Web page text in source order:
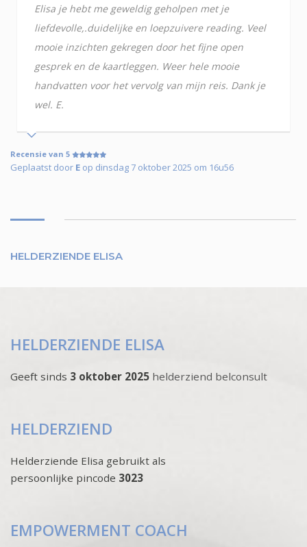
Elisa je hebt me geweldig geholpen met je
liefdevolle,.duidelijke en loepzuivere reading. Veel
mooie inzichten gekregen door het fijne open
gesprek en de kaartleggen. Weer hele mooie
handvatten voor het vervolg van mijn reis. Dank je
wel. E.
Recensie van 5
Geplaatst door E op dinsdag 7 oktober 2025 om 16u56
HELDERZIENDE ELISA
HELDERZIENDE ELISA
Geeft sinds 3 oktober 2025 helderziend belconsult
HELDERZIEND
Helderziende Elisa gebruikt als
persoonlijke pincode 3023
EMPOWERMENT COACH